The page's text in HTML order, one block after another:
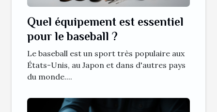
Quel équipement est essentiel
pour le baseball ?
Le baseball est un sport très populaire aux
États-Unis, au Japon et dans d'autres pays
du monde....